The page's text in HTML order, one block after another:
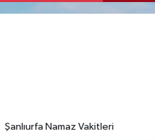
Şanlıurfa Namaz Vakitleri